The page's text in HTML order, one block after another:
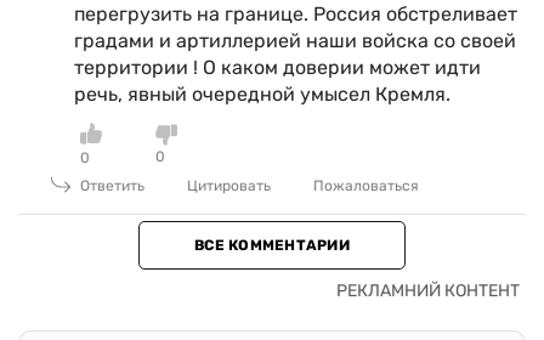
перегрузить на границе. Россия обстреливает
градами и артиллерией наши войска со своей
территории ! О каком доверии может идти
речь, явный очередной умысел Кремля.
0
0
Ответить
Цитировать Пожаловаться
ВСЕ КОММЕНТАРИИ